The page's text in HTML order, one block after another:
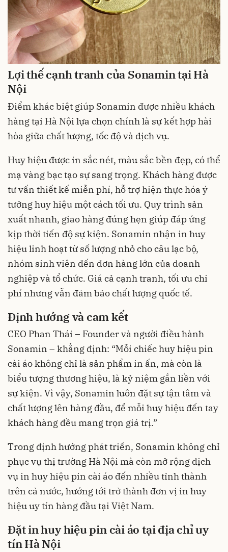
Lợi thế cạnh tranh của Sonamin tại Hà
Nội
Điểm khác biệt giúp Sonamin được nhiều khách
hàng tại Hà Nội lựa chọn chính là sự kết hợp hài
hòa giữa chất lượng, tốc độ và dịch vụ.
Huy hiệu được in sắc nét, màu sắc bền đẹp, có thể
mạ vàng bạc tạo sự sang trọng. Khách hàng được
tư vấn thiết kế miễn phí, hỗ trợ hiện thực hóa ý
tưởng huy hiệu một cách tối ưu. Quy trình sản
xuất nhanh, giao hàng đúng hẹn giúp đáp ứng
kịp thời tiến độ sự kiện. Sonamin nhận in huy
hiệu linh hoạt từ số lượng nhỏ cho câu lạc bộ,
nhóm sinh viên đến đơn hàng lớn của doanh
nghiệp và tổ chức. Giá cả cạnh tranh, tối ưu chi
phí nhưng vẫn đảm bảo chất lượng quốc tế.
Định hướng và cam kết
CEO Phan Thái – Founder và người điều hành
Sonamin – khẳng định: “Mỗi chiếc huy hiệu pin
cài áo không chỉ là sản phẩm in ấn, mà còn là
biểu tượng thương hiệu, là kỷ niệm gắn liền với
sự kiện. Vì vậy, Sonamin luôn đặt sự tận tâm và
chất lượng lên hàng đầu, để mỗi huy hiệu đến tay
khách hàng đều mang trọn giá trị.”
Trong định hướng phát triển, Sonamin không chỉ
phục vụ thị trường Hà Nội mà còn mở rộng dịch
vụ in huy hiệu pin cài áo đến nhiều tỉnh thành
trên cả nước, hướng tới trở thành đơn vị in huy
hiệu uy tín hàng đầu tại Việt Nam.
Đặt in huy hiệu pin cài áo tại địa chỉ uy
tín Hà Nội